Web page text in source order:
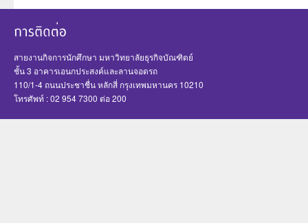
สายงานกิจการนักศึกษา มหาวิทยาลัยธุรกิจบัณฑิตย์
ชั้น 3 อาคารเอนกประสงค์และลานจอดรถ
110/1-4 ถนนประชาชื่น หลักสี่ กรุงเทพมหานคร 10210
โทรศัพท์ : 02 954 7300 ต่อ 200